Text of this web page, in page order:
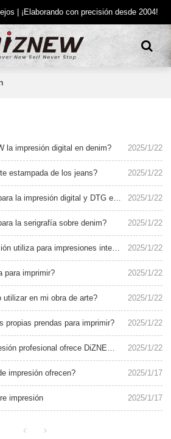
| ¡Elaborando con precisión desde 2004!
la impresión digital en denim? 2025/1/22
estampada de los jeans? 2025/1/22
¿Qué tintas utilizamos para la impresión digital y DTG en denim? 2025/1/22
la serigrafía sobre denim? 2025/1/22
¿Qué método de impresión utiliza para impresiones integrales? 2025/1/22
para imprimir? 2025/1/22
utilizar en mi obra de arte? 2025/1/22
propias prendas para imprimir? 2025/1/22
¿Qué opciones de impresión profesional ofrece DiZNEW para la fabricación de mezclilla personalizada? 2025/1/22
impresión ofrecen? 2025/1/17
impresión 2025/1/17